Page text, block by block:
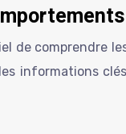
de
informations